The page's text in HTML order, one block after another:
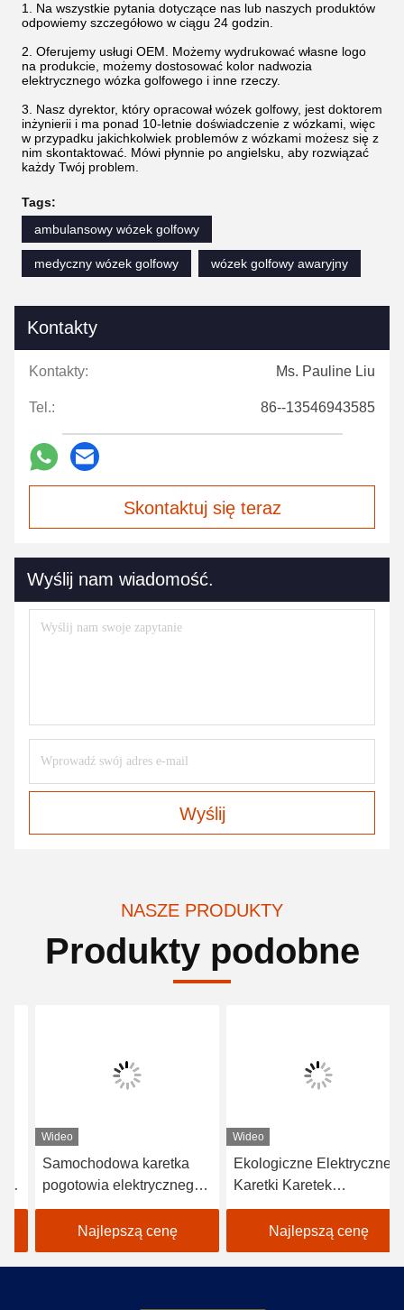
1. Na wszystkie pytania dotyczące nas lub naszych produktów
odpowiemy szczegółowo w ciągu 24 godzin.
2. Oferujemy usługi OEM. Możemy wydrukować własne logo
na produkcie, możemy dostosować kolor nadwozia
elektrycznego wózka golfowego i inne rzeczy.
3. Nasz dyrektor, który opracował wózek golfowy, jest doktorem
inżynierii i ma ponad 10-letnie doświadczenie z wózkami, więc
w przypadku jakichkolwiek problemów z wózkami możesz się z
nim skontaktować. Mówi płynnie po angielsku, aby rozwiązać
każdy Twój problem.
Tags:
ambulansowy wózek golfowy
medyczny wózek golfowy wózek golfowy awaryjny
Kontakty
Kontakty: Ms. Pauline Liu
Tel.: 86--13546943585
Skontaktuj się teraz
Wyślij nam wiadomość.
Wyślij
NASZE PRODUKTY
Produkty podobne
Wideo
Samochodowa karetka
pogotowia elektrycznego
o pojemności 3,7KW 48V
z ładunkiemNajlepszą cenę
Wideo
Ekologiczne Elektryczne
Karetki Karetek
Samochodowych Karetki
pogotowia dla Szpitala
Najlepszą cenę